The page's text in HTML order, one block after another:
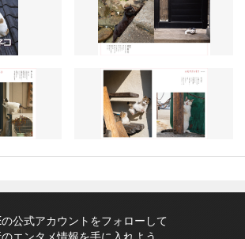
公式アカウントをフォローして
エンタメ情報を手に入れよう